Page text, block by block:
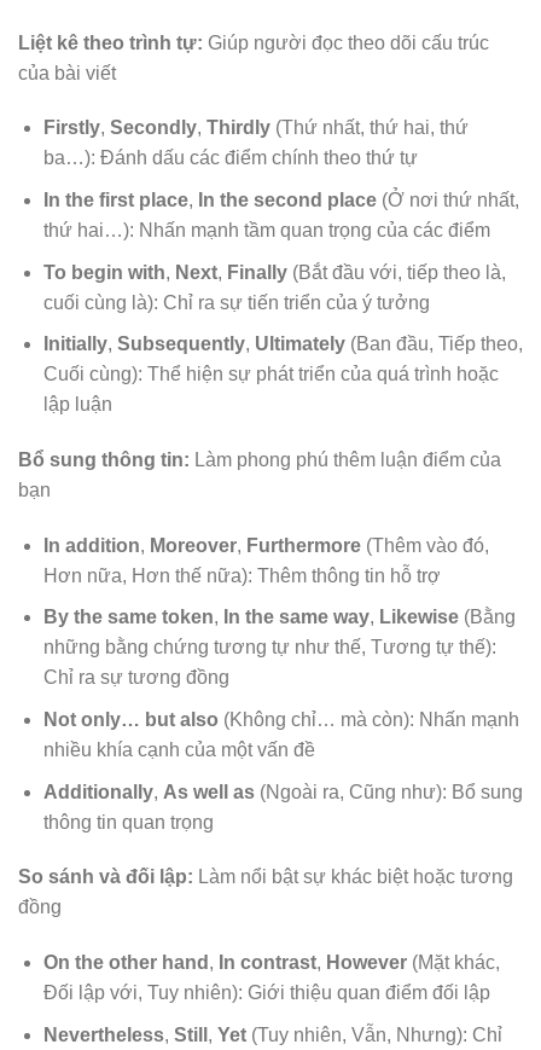
Liệt kê theo trình tự: Giúp người đọc theo dõi cấu trúc
của bài viết
Firstly, Secondly, Thirdly(Thứ nhất, thứ hai, thứ
ba…): Đánh dấu các điểm chính theo thứ tự
In the first place, In the second place(Ở nơi thứ nhất,
thứ hai…): Nhấn mạnh tầm quan trọng của các điểm
To begin with, Next, Finally(Bắt đầu với, tiếp theo là,
cuối cùng là): Chỉ ra sự tiến triển của ý tưởng
Initially, Subsequently, Ultimately(Ban đầu, Tiếp theo,
Cuối cùng): Thể hiện sự phát triển của quá trình hoặc
lập luận
Bổ sung thông tin: Làm phong phú thêm luận điểm của
bạn
In addition, Moreover, Furthermore(Thêm vào đó,
Hơn nữa, Hơn thế nữa): Thêm thông tin hỗ trợ
By the same token, In the same way, Likewise(Bằng
những bằng chứng tương tự như thế, Tương tự thế):
Chỉ ra sự tương đồng
Not only… but also (Không chỉ… mà còn): Nhấn mạnh
nhiều khía cạnh của một vấn đề
Additionally, As well as(Ngoài ra, Cũng như): Bổ sung
thông tin quan trọng
So sánh và đối lập: Làm nổi bật sự khác biệt hoặc tương
đồng
On the other hand , In contrast, However(Mặt khác,
Đối lập với, Tuy nhiên): Giới thiệu quan điểm đối lập
Nevertheless, Still , Yet(Tuy nhiên, Vẫn, Nhưng): Chỉ